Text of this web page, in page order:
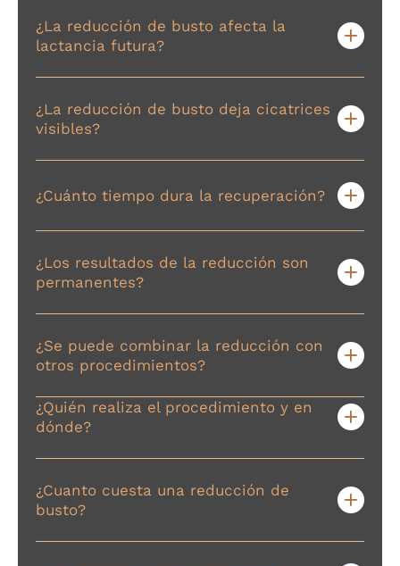
¿La reducción de busto afecta la
lactancia futura?
¿La reducción de busto deja cicatrices
visibles?
¿Cuánto tiempo dura la recuperación?
¿Los resultados de la reducción son
permanentes?
¿Se puede combinar la reducción con
otros procedimientos?
¿Quién realiza el procedimiento y en
dónde?
¿Cuanto cuesta una reducción de
busto?